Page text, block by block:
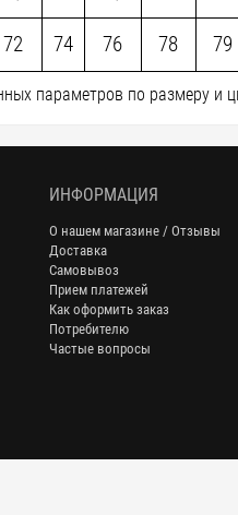
72 74 76 78 79
параметров по размеру и
ИНФОРМАЦИЯ
О нашем магазине / Отзывы
Доставка
Самовывоз
Прием платежей
Как оформить заказ
Потребителю
Частые вопросы